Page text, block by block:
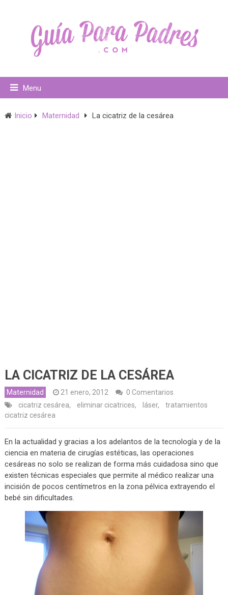
Menu
Inicio Maternidad La cicatriz de la cesárea
LA CICATRIZ DE LA CESÁREA
Maternidad 21 enero, 2012
0 Comentarios
cicatriz cesárea, eliminar cicatrices, láser,
tratamientos
cicatriz cesárea
En la actualidad y gracias a los adelantos de la tecnología y de la
ciencia en materia de cirugías estéticas, las operaciones
cesáreas no solo se realizan de forma más cuidadosa sino que
existen técnicas especiales que permite al médico realizar una
incisión de pocos centímetros en la zona pélvica extrayendo el
bebé sin dificultades.